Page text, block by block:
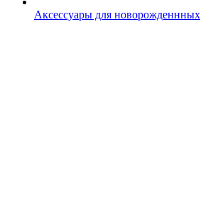
Аксессуары для новорожденнных